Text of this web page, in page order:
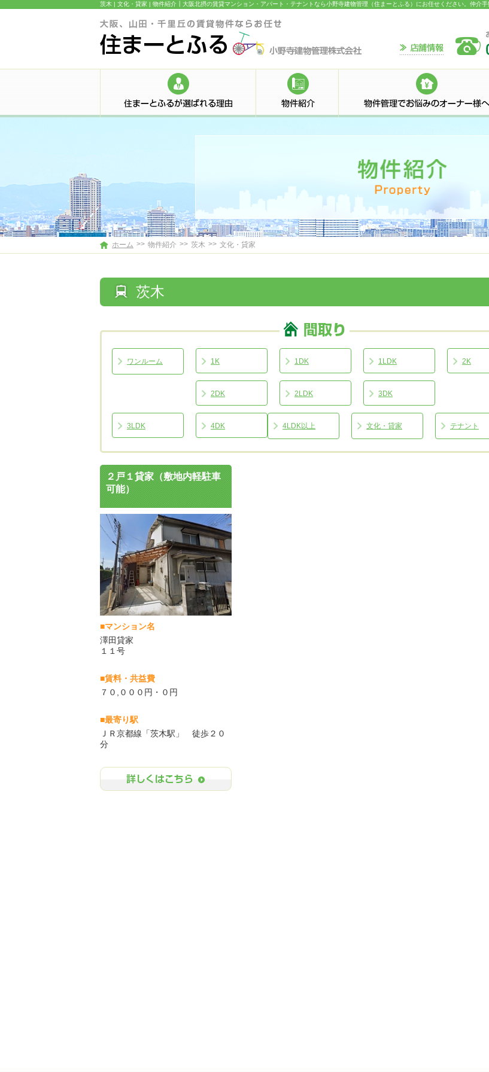
茨木 | 文化・貸家 | 物件紹介┃大阪北摂の賃貸マンション・アパート・テナントなら小野寺建物管理（住まーとふる）にお任せください。仲介手
ホーム >> 物件紹介 >> 茨木 >> 文化・貸家
茨木
ワンルーム 1K 1DK 1LDK 2K
2DK 2LDK 3DK
3LDK 4DK 4LDK以上 文化・貸家 テナント
２戸１貸家（敷地内軽駐車
可能）
■マンション名
澤田貸家
１１号
■賃料・共益費
７０,０００円・０円
■最寄り駅
ＪＲ京都線「茨木駅」 徒歩２０
分